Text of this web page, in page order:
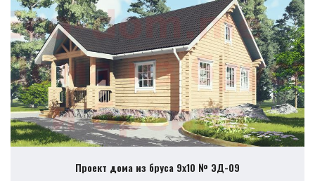
Проект дома из бруса 9х10 № ЭД-09